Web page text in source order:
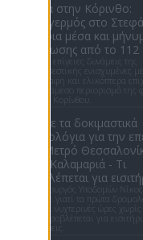
Φωτιά στην Κόρινθο:
Συναγερμός στο
Εναέρια μέσα και
εκκένωσης από το 112
Ισχυρές επίγειες δυνάμεις της
Πυροσβεστικής ενισχυμένες με
αεροσκάφη και ελικόπτερα
για τον άμεσο περιορισμό της
Απόψε τα δοκιμαστικά
δρομολόγια για την
του Μετρό
προς Καλαμαριά - Τι
προβλέπεται για
Ο υφυπουργός Υποδομών Νίκος
εξήγησε γιατί τα πρώτα
γίνονται νυχτερινές ώρες χωρίς
και τι προβλέπεται για
επεκτάσεις.